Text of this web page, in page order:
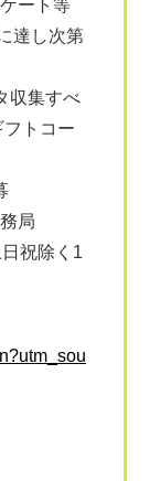
ート等
達し次第
収集すべ
トコー
局
祝除く1